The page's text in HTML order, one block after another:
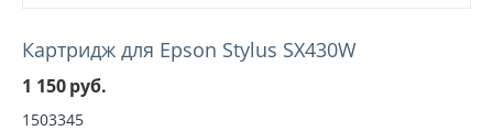
Картридж для Epson Stylus SX430W
1 150руб.
1503345